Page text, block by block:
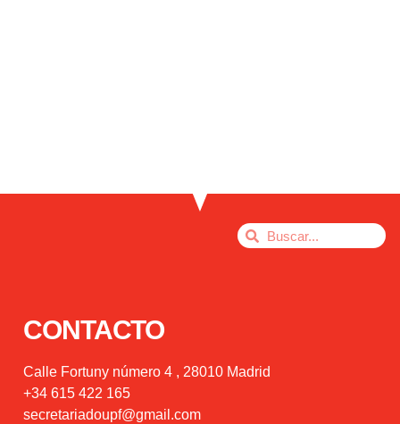
CONTACTO
Calle Fortuny número 4 , 28010 Madrid
+34 615 422 165
secretariadoupf@gmail.com